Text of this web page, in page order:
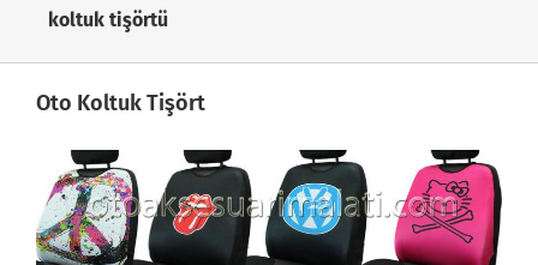
koltuk tişörtü
Oto Koltuk Tişört